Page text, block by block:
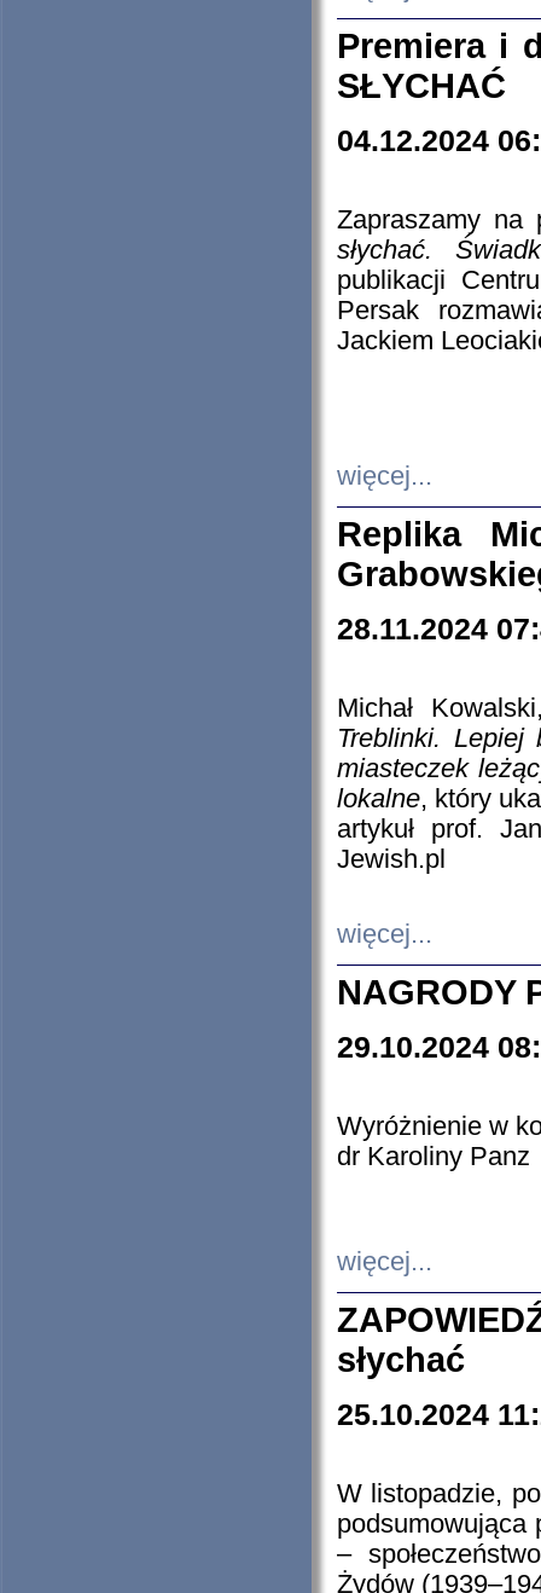
Premiera i
SŁYCHAĆ
04.12.2024
Zapraszamy
słychać.
publikacji
Persak
Jackiem
więcej...
Replika
28.11.2024
Michał
Treblinki. Lepiej
miasteczek
lokalne, który
artykuł prof.
Jewish.pl
więcej...
NAGRODY
29.10.2024
Wyróżnienie w
dr Karoliny Panz
więcej...
słychać
25.10.2024
W listopadzie,
podsumowująca
–
Żydów